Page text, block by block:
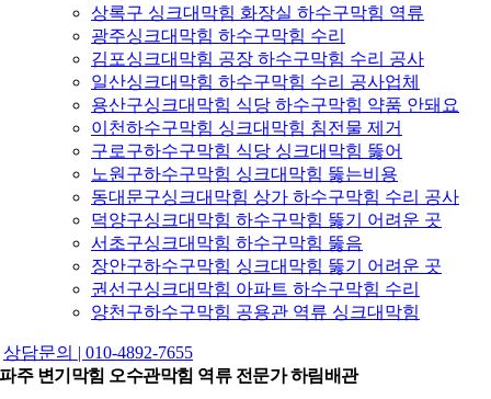
상록구 싱크대막힘 화장실 하수구막힘 역류
광주싱크대막힘 하수구막힘 수리
김포싱크대막힘 공장 하수구막힘 수리 공사
일산싱크대막힘 하수구막힘 수리 공사업체
용산구싱크대막힘 식당 하수구막힘 약품 안돼요
이천하수구막힘 싱크대막힘 침전물 제거
구로구하수구막힘 식당 싱크대막힘 뚫어
노원구하수구막힘 싱크대막힘 뚫는비용
동대문구싱크대막힘 상가 하수구막힘 수리 공사
덕양구싱크대막힘 하수구막힘 뚫기 어려운 곳
서초구싱크대막힘 하수구막힘 뚫음
장안구하수구막힘 싱크대막힘 뚫기 어려운 곳
권선구싱크대막힘 아파트 하수구막힘 수리
양천구하수구막힘 공용관 역류 싱크대막힘
상담문의 | 010-4892-7655
파주 변기막힘 오수관막힘 역류 전문가 하림배관